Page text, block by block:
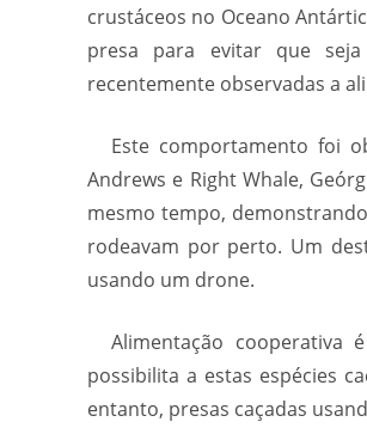
crustáceos no Oceano
presa para evitar que
recentemente observadas a
Este comportamento foi
Andrews e Right Whale,
mesmo tempo,
rodeavam por perto. Um
usando um drone.
Alimentação cooperativa
possibilita a estas espécies
entanto, presas caçadas